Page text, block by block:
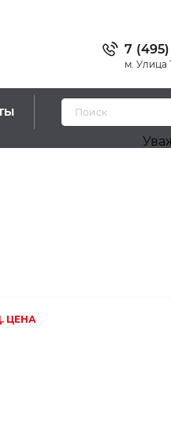
7
м. Улица
Уважаемые
ЦЕНА